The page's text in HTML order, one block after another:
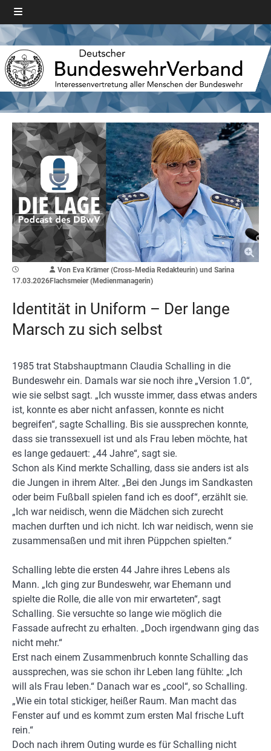
17.03.2026
Von Eva Krämer (Cross-Media Redakteurin) und Sarina
Flachsmeier (Medienmanagerin)
Identität in Uniform – Der lange
Marsch zu sich selbst
1985 trat Stabshauptmann Claudia Schalling in die
Bundeswehr ein. Damals war sie noch ihre „Version 1.0“,
wie sie selbst sagt. „Ich wusste immer, dass etwas anders
ist, konnte es aber nicht anfassen, konnte es nicht
begreifen“, sagte Schalling. Bis sie aussprechen konnte,
dass sie transsexuell ist und als Frau leben möchte, hat
es lange gedauert: „44 Jahre“, sagt sie.
Schon als Kind merkte Schalling, dass sie anders ist als
die Jungen in ihrem Alter. „Bei den Jungs im Sandkasten
oder beim Fußball spielen fand ich es doof“, erzählt sie.
„Ich war neidisch, wenn die Mädchen sich zurecht
machen durften und ich nicht. Ich war neidisch, wenn sie
zusammensaßen und mit ihren Püppchen spielten.“
Schalling lebte die ersten 44 Jahre ihres Lebens als
Mann. „Ich ging zur Bundeswehr, war Ehemann und
spielte die Rolle, die alle von mir erwarteten“, sagt
Schalling. Sie versuchte so lange wie möglich die
Fassade aufrecht zu erhalten. „Doch irgendwann ging das
nicht mehr.“
Erst nach einem Zusammenbruch konnte Schalling das
aussprechen, was sie schon ihr Leben lang fühlte: „Ich
will als Frau leben.“ Danach war es „cool“, so Schalling.
„Wie ein total stickiger, heißer Raum. Man macht das
Fenster auf und es kommt zum ersten Mal frische Luft
rein.“
Doch nach ihrem Outing wurde es für Schalling nicht